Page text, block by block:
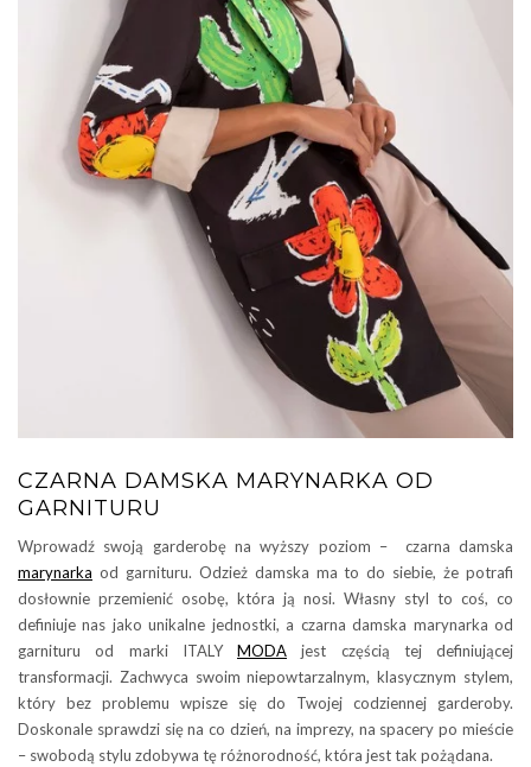
CZARNA DAMSKA MARYNARKA OD
GARNITURU
Wprowadź swoją garderobę na wyższy poziom – czarna damska
marynarka od garnituru. Odzież damska ma to do siebie, że potrafi
dosłownie przemienić osobę, która ją nosi. Własny styl to coś, co
definiuje nas jako unikalne jednostki, a czarna damska marynarka od
garnituru od marki ITALY MODA jest częścią tej definiującej
transformacji. Zachwyca swoim niepowtarzalnym, klasycznym stylem,
który bez problemu wpisze się do Twojej codziennej garderoby.
Doskonale sprawdzi się na co dzień, na imprezy, na spacery po mieście
– swobodą stylu zdobywa tę różnorodność, która jest tak pożądana.